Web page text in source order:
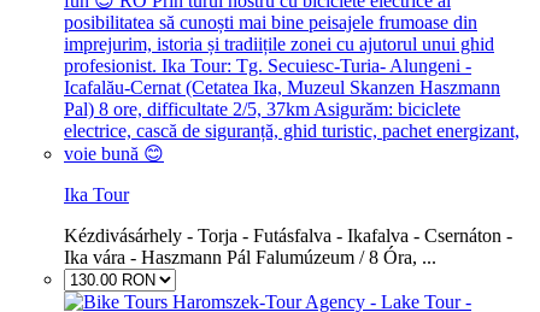
Ika Tour
Kézdivásárhely - Torja - Futásfalva - Ikafalva - Csernáton -
Ika vára - Haszmann Pál Falumúzeum / 8 Óra, ...